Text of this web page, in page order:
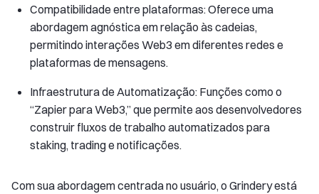
Compatibilidade entre plataformas: Oferece uma
abordagem agnóstica em relação às cadeias,
permitindo interações Web3 em diferentes redes e
plataformas de mensagens.
Infraestrutura de Automatização: Funções como o
“Zapier para Web3,” que permite aos desenvolvedores
construir fluxos de trabalho automatizados para
staking, trading e notificações.
Com sua abordagem centrada no usuário, o Grindery está